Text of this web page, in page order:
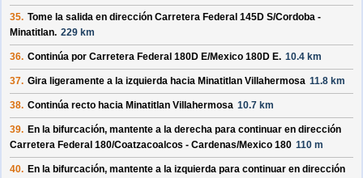
35. Tome la salida en dirección Carretera Federal 145D S/Cordoba -
Minatitlan. 229 km
36. Continúa por Carretera Federal 180D E/Mexico 180D E. 10.4 km
37. Gira ligeramente a la izquierda hacia Minatitlan Villahermosa 11.8 km
38. Continúa recto hacia Minatitlan Villahermosa 10.7 km
39. En la bifurcación, mantente a la derecha para continuar en dirección
Carretera Federal 180/Coatzacoalcos - Cardenas/Mexico 180 110 m
40. En la bifurcación, mantente a la izquierda para continuar en dirección